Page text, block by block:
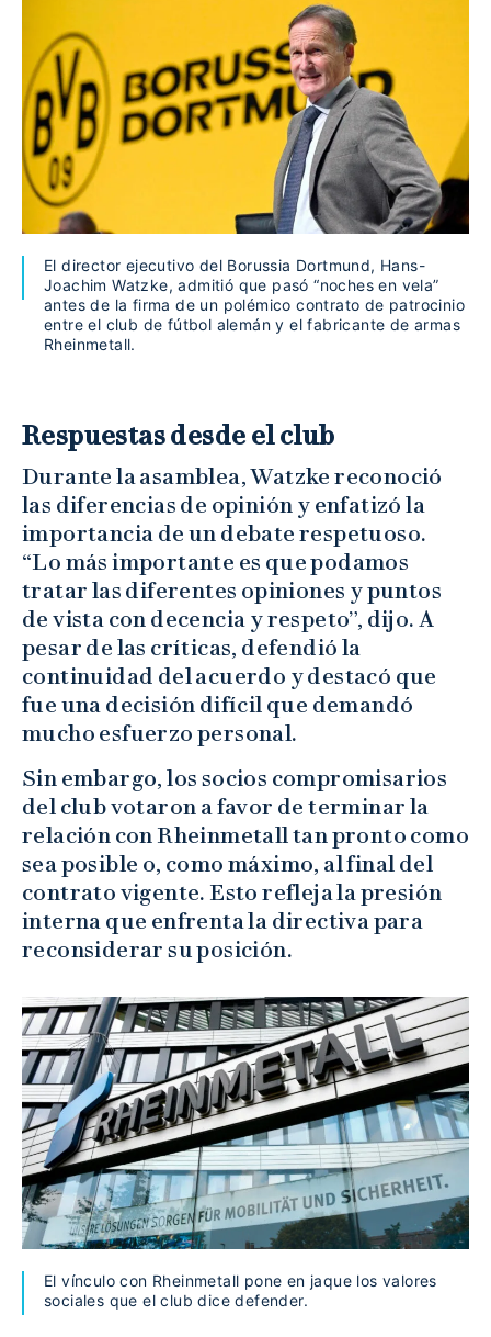
El director ejecutivo del Borussia Dortmund, Hans-
Joachim Watzke, admitió que pasó “noches en vela”
antes de la firma de un polémico contrato de patrocinio
entre el club de fútbol alemán y el fabricante de armas
Rheinmetall.
Respuestas desde el club
Durante la asamblea, Watzke reconoció
las diferencias de opinión y enfatizó la
importancia de un debate respetuoso.
“Lo más importante es que podamos
tratar las diferentes opiniones y puntos
de vista con decencia y respeto”, dijo. A
pesar de las críticas, defendió la
continuidad del acuerdo y destacó que
fue una decisión difícil que demandó
mucho esfuerzo personal.
Sin embargo, los socios compromisarios
del club votaron a favor de terminar la
relación con Rheinmetall tan pronto como
sea posible o, como máximo, al final del
contrato vigente. Esto refleja la presión
interna que enfrenta la directiva para
reconsiderar su posición.
El vínculo con Rheinmetall pone en jaque los valores
sociales que el club dice defender.